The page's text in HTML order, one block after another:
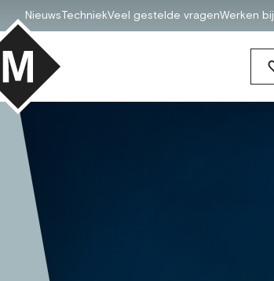
NieuwsTechniekVeel gestelde vragenWerken bij